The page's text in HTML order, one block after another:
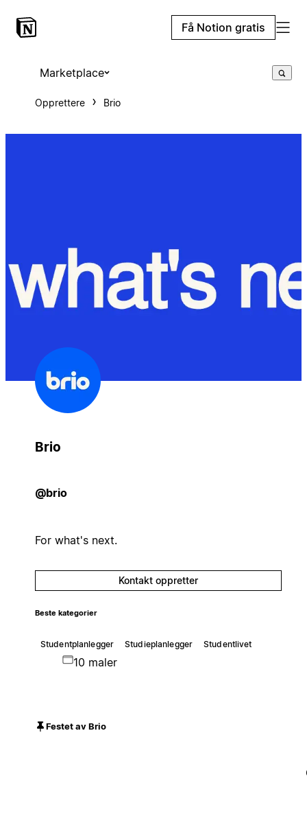
Få Notion gratis
Marketplace
Opprettere Brio
Brio
@brio
For what's next.
Kontakt oppretter
Beste kategorier
Studentplanlegger Studieplanlegger Studentlivet
10 maler
Festet av Brio